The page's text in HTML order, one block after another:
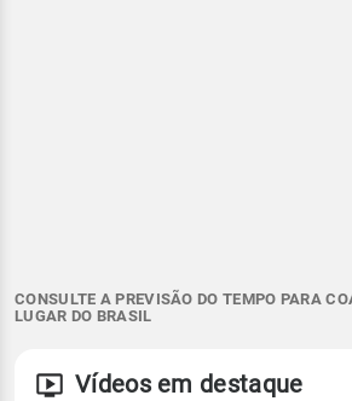
CONSULTE A PREVISÃO DO TEMPO PARA
LUGAR DO BRASIL
Vídeos em destaque